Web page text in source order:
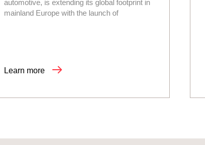
automotive, is extending its global footprint in
mainland Europe with the launch of
Learn more